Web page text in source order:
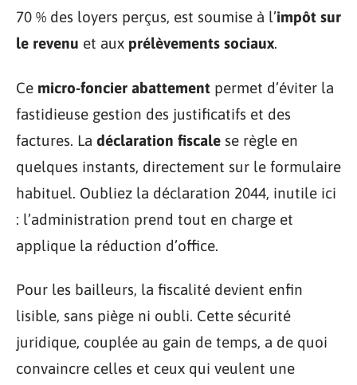
70 % des loyers perçus, est soumise à l’impôt sur
le revenu et aux prélèvements sociaux.
Ce micro-foncier abattement permet d’éviter la
fastidieuse gestion des justificatifs et des
factures. La déclaration fiscale se règle en
quelques instants, directement sur le formulaire
habituel. Oubliez la déclaration 2044, inutile ici
: l’administration prend tout en charge et
applique la réduction d’office.
Pour les bailleurs, la fiscalité devient enfin
lisible, sans piège ni oubli. Cette sécurité
juridique, couplée au gain de temps, a de quoi
convaincre celles et ceux qui veulent une